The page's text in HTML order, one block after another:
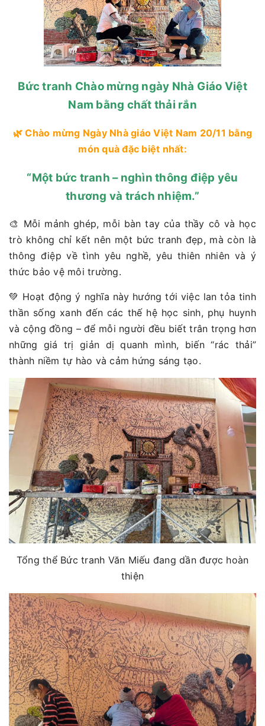
Bức tranh Chào mừng ngày Nhà Giáo Việt
Nam bằng chất thải rắn
🌿 Chào mừng Ngày Nhà giáo Việt Nam 20/11 bằng
món quà đặc biệt nhất:
“Một bức tranh – nghìn thông điệp yêu
thương và trách nhiệm.”
🎨 Mỗi mảnh ghép, mỗi bàn tay của thầy cô và học
trò không chỉ kết nên một bức tranh đẹp, mà còn là
thông điệp về tình yêu nghề, yêu thiên nhiên và ý
thức bảo vệ môi trường.
💚 Hoạt động ý nghĩa này hướng tới việc lan tỏa tinh
thần sống xanh đến các thế hệ học sinh, phụ huynh
và cộng đồng – để mỗi người đều biết trân trọng hơn
những giá trị giản dị quanh mình, biến “rác thải”
thành niềm tự hào và cảm hứng sáng tạo.
Tổng thể Bức tranh Văn Miếu đang dần được hoàn
thiện